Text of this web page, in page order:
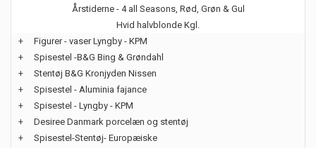
Årstiderne - 4 all Seasons, Rød, Grøn & Gul
Hvid halvblonde Kgl.
+
Figurer - vaser Lyngby - KPM
+
Spisestel -B&G Bing & Grøndahl
+
Stentøj B&G Kronjyden Nissen
+
Spisestel - Aluminia fajance
+
Spisestel - Lyngby - KPM
+
Desiree Danmark porcelæn og stentøj
+
Spisestel-Stentøj- Europæiske